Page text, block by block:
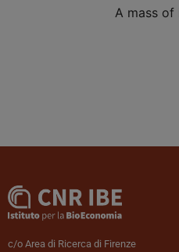
A mass of
c/o Area di Ricerca di Firenze